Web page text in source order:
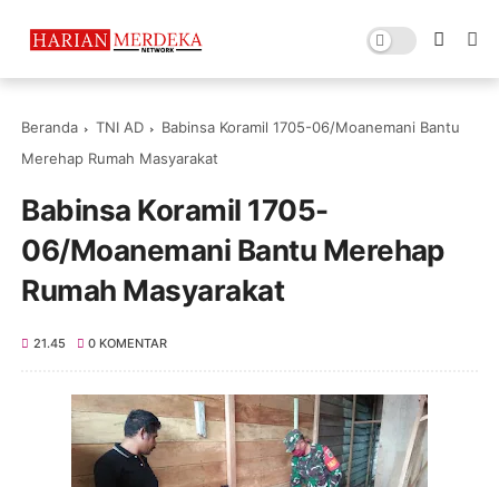
Beranda TNI AD
Babinsa Koramil 1705-06/Moanemani Bantu
Merehap Rumah Masyarakat
Babinsa Koramil 1705-
06/Moanemani Bantu Merehap
Rumah Masyarakat
21.45 0 KOMENTAR